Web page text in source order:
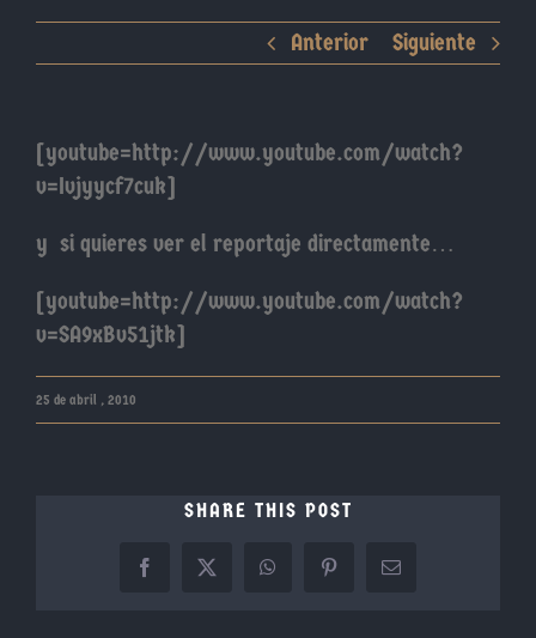
Anterior Siguiente
[youtube=http://www.youtube.com/watch?
v=Ivjyycf7cuk]
y si quieres ver el reportaje directamente…
[youtube=http://www.youtube.com/watch?
v=SA9xBv51jtk]
25 de abril , 2010
SHARE THIS POST
Facebook
X WhatsAppPinterestCorreo